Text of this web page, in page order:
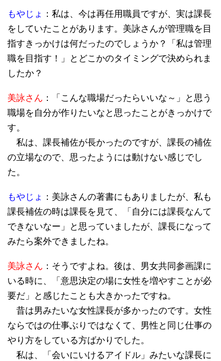
もやじょ ：私は、今は再任用職員ですが、実は課長
をしていたことがあります。美詠さんが管理職を目
指すきっかけは何だったのでしょうか？「私は管理
職を目指す！」とどこかのタイミングで決められま
したか？
美詠さん ：「こんな職場だったらいいな～」と思う
職場を自分が作りたいなと思ったことがきっかけで
す。
私は、課長補佐が長かったのですが、課長の補佐
の立場なので、思ったようには動けない感じでし
た。
もやじょ ：美詠さんの著書にもありましたが、私も
課長補佐の時は課長を見て、「自分には課長なんて
できないなー」と思っていましたが、課長になって
みたら案外できましたね。
美詠さん ：そうですよね。後は、男女共同参画課に
いる時に、「意思決定の場に女性を増やすことが必
要だ」と感じたことも大きかったですね。
昔は男みたいな女性課長が多かったのです。女性
ならではの仕事ぶりではなくて、男性と同じ仕事の
やり方をしている方ばかりでした。
私は、「会いにいけるアイドル」みたいな課長に